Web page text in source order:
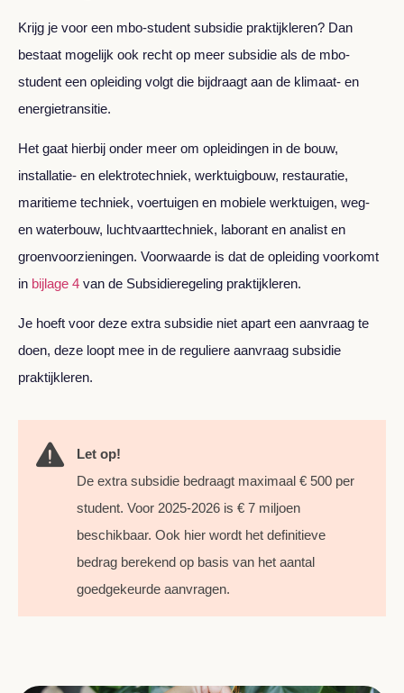
Krijg je voor een mbo-student subsidie praktijkleren? Dan
bestaat mogelijk ook recht op meer subsidie als de mbo-
student een opleiding volgt die bijdraagt aan de klimaat- en
energietransitie.
Het gaat hierbij onder meer om opleidingen in de bouw,
installatie- en elektrotechniek, werktuigbouw, restauratie,
maritieme techniek, voertuigen en mobiele werktuigen, weg-
en waterbouw, luchtvaarttechniek, laborant en analist en
groenvoorzieningen. Voorwaarde is dat de opleiding voorkomt
in bijlage 4 van de Subsidieregeling praktijkleren.
Je hoeft voor deze extra subsidie niet apart een aanvraag te
doen, deze loopt mee in de reguliere aanvraag subsidie
praktijkleren.
Let op!
De extra subsidie bedraagt maximaal € 500 per
student. Voor 2025-2026 is € 7 miljoen
beschikbaar. Ook hier wordt het definitieve
bedrag berekend op basis van het aantal
goedgekeurde aanvragen.